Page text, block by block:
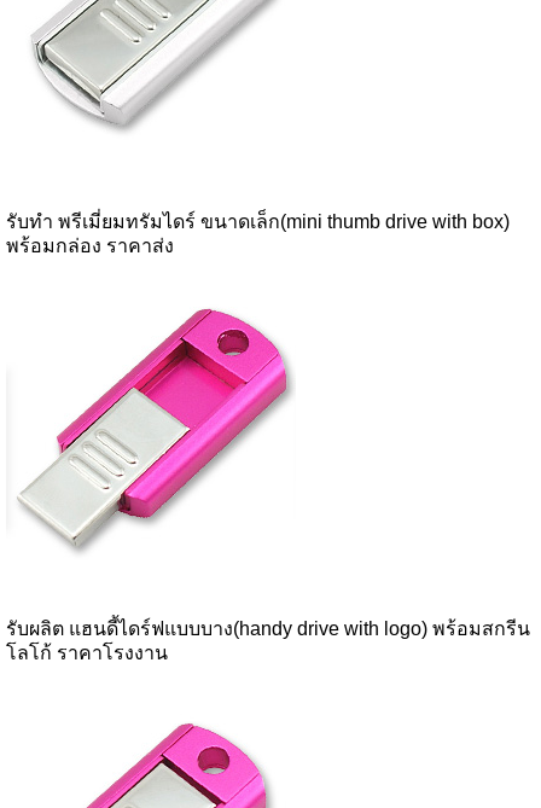
รับทำ พรีเมี่ยมทรัมไดร์ ขนาดเล็ก(mini thumb drive with box)
พร้อมกล่อง ราคาส่ง
รับผลิต แฮนดี้ไดร์ฟแบบบาง(handy drive with logo) พร้อมสกรีน
โลโก้ ราคาโรงงาน